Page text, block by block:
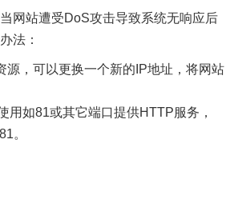
站遭受DoS攻击导致系统无响应后
法：
，可以更换一个新的IP地址，将网站
如81或其它端口提供HTTP服务，
。